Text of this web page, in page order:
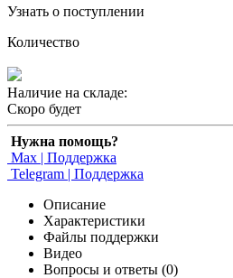
Узнать о поступлении
Количество
Наличие на складе:
Скоро будет
Нужна помощь?
Max | Поддержка
Telegram | Поддержка
Описание
Характеристики
Файлы поддержки
Видео
Вопросы и ответы (0)